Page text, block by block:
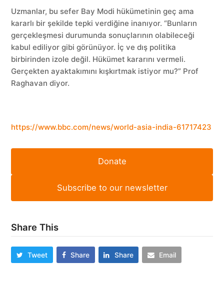
Uzmanlar, bu sefer Bay Modi hükümetinin geç ama
kararlı bir şekilde tepki verdiğine inanıyor. “Bunların
gerçekleşmesi durumunda sonuçlarının olabileceği
kabul ediliyor gibi görünüyor. İç ve dış politika
birbirinden izole değil. Hükümet kararını vermeli.
Gerçekten ayaktakımını kışkırtmak istiyor mu?” Prof
Raghavan diyor.
https://www.bbc.com/news/world-asia-india-61717423
Donate
Subscribe to our newsletter
Share This
Tweet Share Share Email